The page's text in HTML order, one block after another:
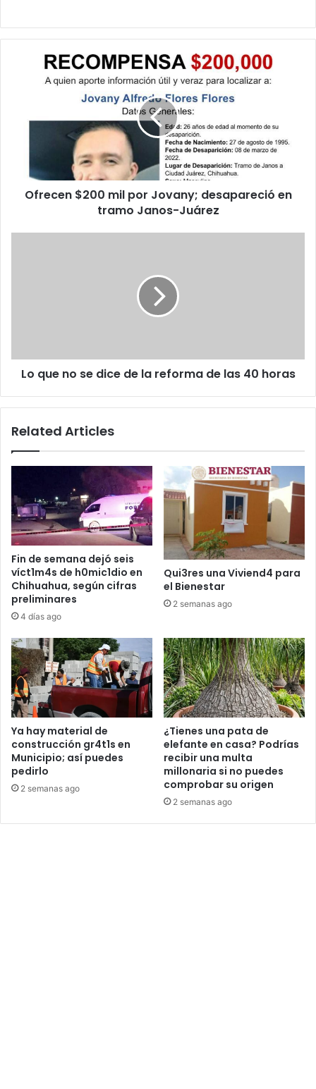
Jovany;
Janos-
Juárez
Ofrecen $200 mil por Jovany; desapareció en
tramo Janos-Juárez
de
lasLo que no se dice de la reforma de las 40 horas
Related Articles
Fin de semana dejó seis
víct1m4s de h0mic1dio en
Chihuahua, según cifras
preliminares
4 días ago
Qui3res una Viviend4 para
el Bienestar
2 semanas ago
Ya hay material de
construcción gr4t1s en
Municipio; así puedes
pedirlo
2 semanas ago
¿Tienes una pata de
elefante en casa? Podrías
recibir una multa
millonaria si no puedes
comprobar su origen
2 semanas ago